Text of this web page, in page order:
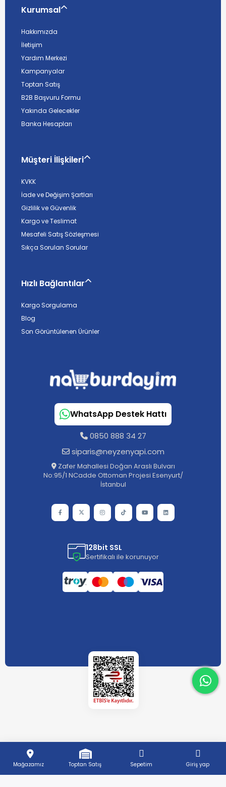
Mağazamız Toptan Satış Sepetim Giriş yap
Kurumsal
Hakkımızda
İletişim
Yardım Merkezi
Kampanyalar
Toptan Satış
B2B Başvuru Formu
Yakında Gelecekler
Banka Hesapları
Müşteri İlişkileri
KVKK
İade ve Değişim Şartları
Gizlilik ve Güvenlik
Kargo ve Teslimat
Mesafeli Satış Sözleşmesi
Sıkça Sorulan Sorular
Hızlı Bağlantılar
Kargo Sorgulama
Blog
Son Görüntülenen Ürünler
WhatsApp Destek Hattı
0850 888 34 27
siparis@neyzenyapi.com
Zafer Mahallesi Doğan Araslı Bulvarı
No:95/1 NCadde Ottoman Projesi Esenyurt/
İstanbul
128bit SSL
Sertifikalı ile korunuyor